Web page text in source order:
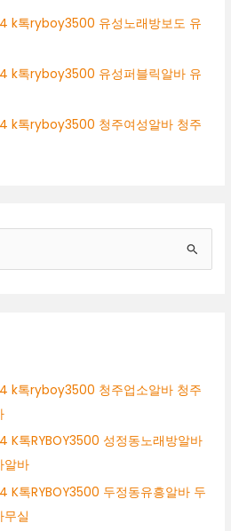
k톡ryboy3500 유성노래방보도 유
k톡ryboy3500 유성퍼블릭알바 유
k톡ryboy3500 청주여성알바 청주
k톡ryboy3500 청주업소알바 청주
K톡RYBOY3500 성정동노래방알바
알바
K톡RYBOY3500 두정동유흥알바 두
실